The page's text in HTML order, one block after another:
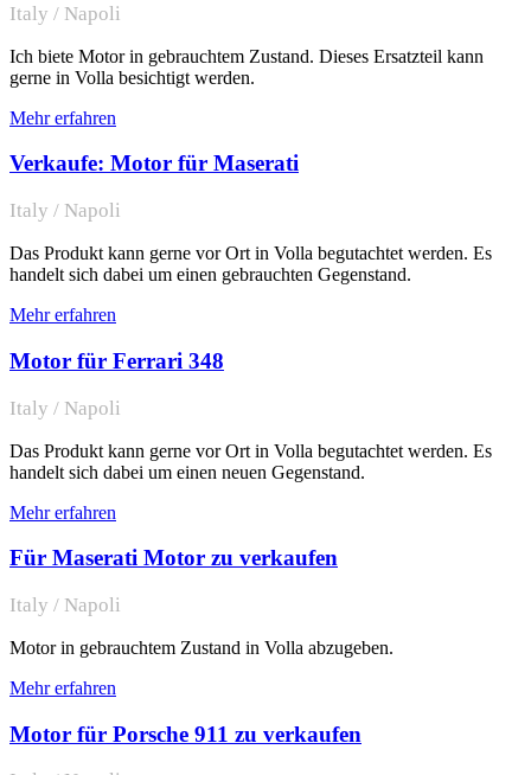
Italy / Napoli
Ich biete Motor in gebrauchtem Zustand. Dieses Ersatzteil kann
gerne in Volla besichtigt werden.
Mehr erfahren
Verkaufe: Motor für Maserati
Italy / Napoli
Das Produkt kann gerne vor Ort in Volla begutachtet werden. Es
handelt sich dabei um einen gebrauchten Gegenstand.
Mehr erfahren
Motor für Ferrari 348
Italy / Napoli
Das Produkt kann gerne vor Ort in Volla begutachtet werden. Es
handelt sich dabei um einen neuen Gegenstand.
Mehr erfahren
Für Maserati Motor zu verkaufen
Italy / Napoli
Motor in gebrauchtem Zustand in Volla abzugeben.
Mehr erfahren
Motor für Porsche 911 zu verkaufen